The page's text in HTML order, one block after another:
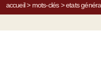
accueil> mots-clés> etats